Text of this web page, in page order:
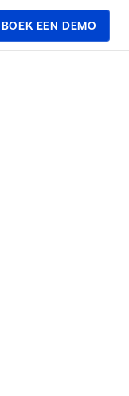
BOEK EEN DEMO